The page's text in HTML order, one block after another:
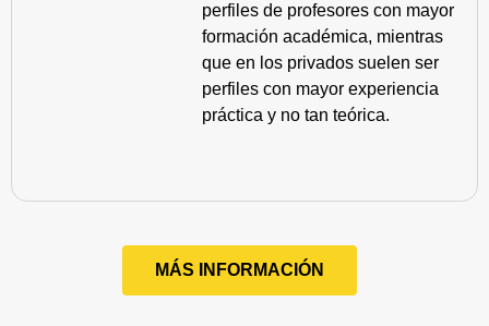
perfiles de profesores con mayor
formación académica, mientras
que en los privados suelen ser
perfiles con mayor experiencia
práctica y no tan teórica.
MÁS INFORMACIÓN